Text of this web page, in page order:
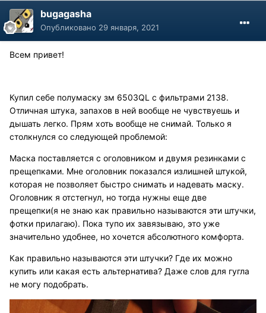
bugagasha
Опубликовано 29 января, 2021
Всем привет!
Купил себе полумаску зм 6503QL с фильтрами 2138.
Отличная штука, запахов в ней вообще не чувствуешь и
дышать легко. Прям хоть вообще не снимай. Только я
столкнулся со следующей проблемой:
Маска поставляется с оголовником и двумя резинками с
прещепками. Мне оголовник показался излишней штукой,
которая не позволяет быстро снимать и надевать маску.
Оголовник я отстегнул, но тогда нужны еще две
прещепки(я не знаю как правильно называются эти штучки,
фотки прилагаю). Пока тупо их завязываю, это уже
значительно удобнее, но хочется абсолютного комфорта.
Как правильно называются эти штучки? Где их можно
купить или какая есть альтернатива? Даже слов для гугла
не могу подобрать.